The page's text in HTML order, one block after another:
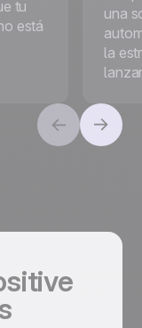
tu
está
una
la